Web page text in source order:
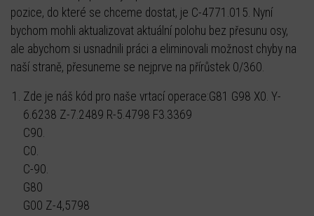
pozice, do které se chceme dostat, je C-4771.015. Nyní
bychom mohli aktualizovat aktuální polohu bez přesunu osy,
ale abychom si usnadnili práci a eliminovali možnost chyby na
naší straně, přesuneme se nejprve na přírůstek 0/360.
Zde je náš kód pro naše vrtací operace:G81 G98 X0. Y-
6.6238 Z-7.2489 R-5.4798 F3.3369
C90.
C0.
C-90.
G80
G00 Z-4,5798